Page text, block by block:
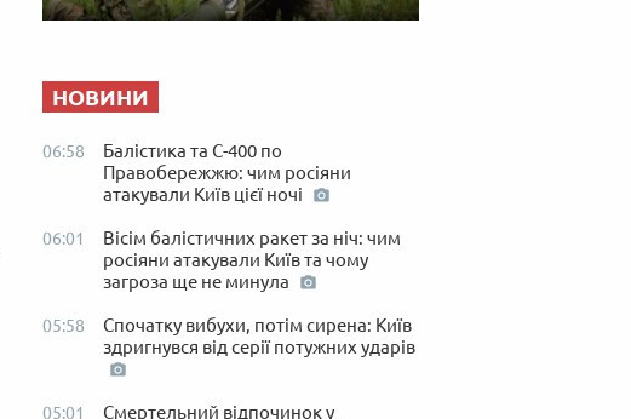
НОВИНИ
06:58
Балістика та С-400 по
Правобережжю: чим росіяни
атакували Київ цієї ночі
06:01
Вісім балістичних ракет за ніч: чим
росіяни атакували Київ та чому
загроза ще не минула
05:58
Спочатку вибухи, потім сирена: Київ
здригнувся від серії потужних ударів
05:01
Смертельний відпочинок у